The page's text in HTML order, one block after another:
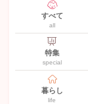
すべて
all
特集
special
暮らし
life